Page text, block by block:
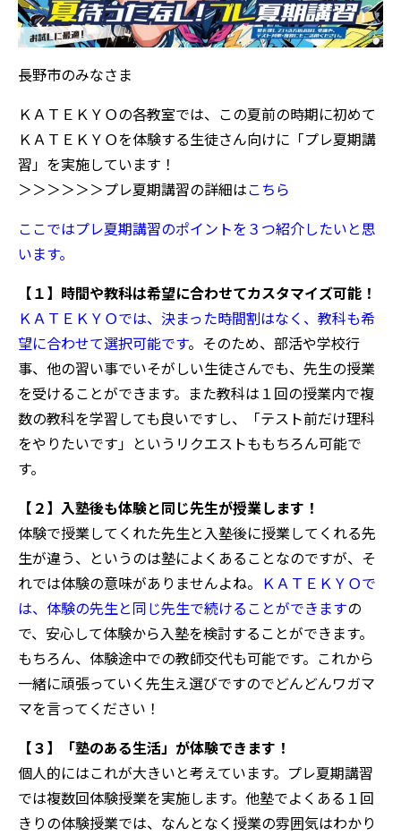
長野市のみなさま
ＫＡＴＥＫＹＯの各教室では、この夏前の時期に初めて
ＫＡＴＥＫＹＯを体験する生徒さん向けに「プレ夏期講
習」を実施しています！
＞＞＞＞＞＞プレ夏期講習の詳細はこちら
ここではプレ夏期講習のポイントを３つ紹介したいと思
います。
【１】時間や教科は希望に合わせてカスタマイズ可能！
ＫＡＴＥＫＹＯでは、決まった時間割はなく、教科も希
望に合わせて選択可能です。そのため、部活や学校行
事、他の習い事でいそがしい生徒さんでも、先生の授業
を受けることができます。また教科は１回の授業内で複
数の教科を学習しても良いですし、「テスト前だけ理科
をやりたいです」というリクエストももちろん可能で
す。
【２】入塾後も体験と同じ先生が授業します！
体験で授業してくれた先生と入塾後に授業してくれる先
生が違う、というのは塾によくあることなのですが、そ
れでは体験の意味がありませんよね。 ＫＡＴＥＫＹＯで
は、体験の先生と同じ先生で続けることができますの
で、安心して体験から入塾を検討することができます。
もちろん、体験途中での教師交代も可能です。これから
一緒に頑張っていく先生え選びですのでどんどんワガマ
マを言ってください！
【３】「塾のある生活」が体験できます！
個人的にはこれが大きいと考えています。プレ夏期講習
では複数回体験授業を実施します。他塾でよくある１回
きりの体験授業では、なんとなく授業の雰囲気はわかり